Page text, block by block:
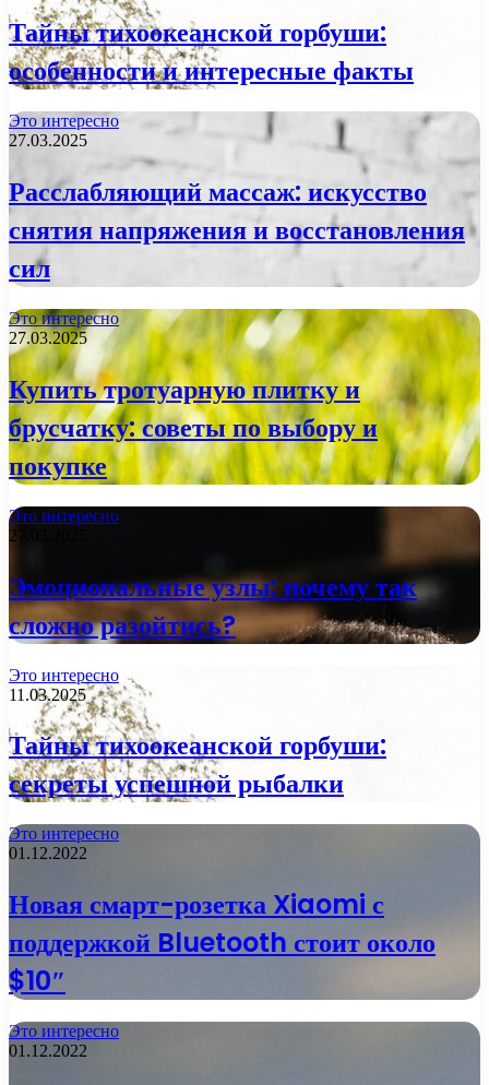
Тайны тихоокеанской горбуши:
особенности и интересные факты
Это интересно
27.03.2025
Расслабляющий массаж: искусство
снятия напряжения и восстановления
сил
Это интересно
27.03.2025
Купить тротуарную плитку и
брусчатку: советы по выбору и
покупке
Это интересно
27.03.2025
Эмоциональные узлы: почему так
сложно разойтись?
Это интересно
11.03.2025
Тайны тихоокеанской горбуши:
секреты успешной рыбалки
Это интересно
01.12.2022
Новая смарт-розетка Xiaomi с
поддержкой Bluetooth стоит около
$10″
Это интересно
01.12.2022